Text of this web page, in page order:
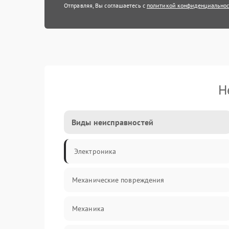
Отправляя, Вы соглашаетесь с политикой
Виды неисправностей
Электроника
Механические повреждения
Механика